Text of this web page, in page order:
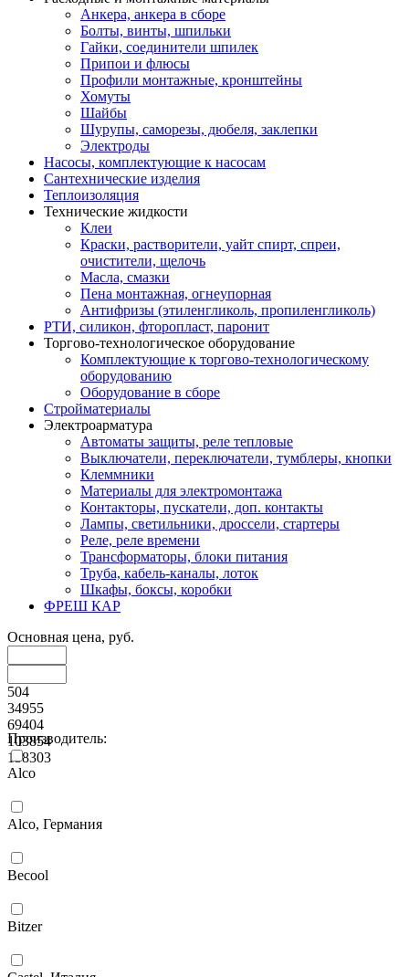
Анкера, анкера в сборе
Болты, винты, шпильки
Гайки, соединители шпилек
Припои и флюсы
Профили монтажные, кронштейны
Хомуты
Шайбы
Шурупы, саморезы, дюбеля, заклепки
Электроды
Насосы, комплектующие к насосам
Сантехнические изделия
Теплоизоляция
Технические жидкости
Клеи
Краски, растворители, уайт спирт, спреи,
очистители, щелочь
Масла, смазки
Пена монтажная, огнеупорная
Антифризы (этиленгликоль, пропиленгликоль)
РТИ, силикон, фторопласт, паронит
Торгово-технологическое оборудование
Комплектующие к торгово-технологическому
оборудованию
Оборудование в сборе
Стройматериалы
Электроарматура
Автоматы защиты, реле тепловые
Выключатели, переключатели, тумблеры, кнопки
Клеммники
Материалы для электромонтажа
Контакторы, пускатели, доп. контакты
Лампы, светильники, дроссели, стартеры
Реле, реле времени
Трансформаторы, блоки питания
Труба, кабель-каналы, лоток
Шкафы, боксы, коробки
ФРЕШ КАР
Основная цена, руб.
504
34955
69404
103854
138303
Производитель:
Alco
Alco, Германия
Becool
Bitzer